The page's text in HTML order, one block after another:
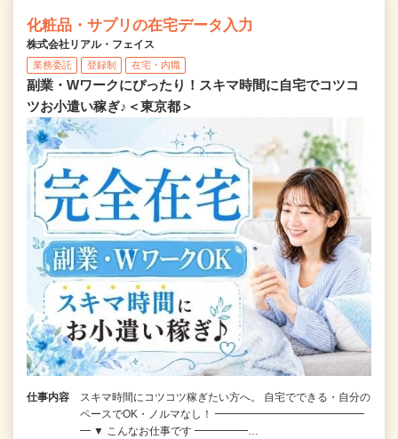
化粧品・サプリの在宅データ入力
株式会社リアル・フェイス
業務委託 登録制 在宅・内職
副業・Wワークにぴったり！スキマ時間に自宅でコツコ
ツお小遣い稼ぎ♪＜東京都＞
仕事内容
スキマ時間にコツコツ稼ぎたい方へ。 自宅でできる・自分の
ペースでOK・ノルマなし！ ━━━━━━━━━━━━━━
━ ▼ こんなお仕事です ━━━━━…